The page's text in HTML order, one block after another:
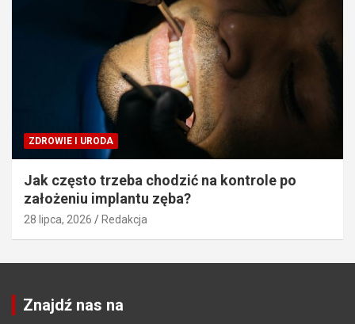
ZDROWIE I URODA
Jak często trzeba chodzić na kontrole po
założeniu implantu zęba?
28 lipca, 2026 Redakcja
Znajdź nas na